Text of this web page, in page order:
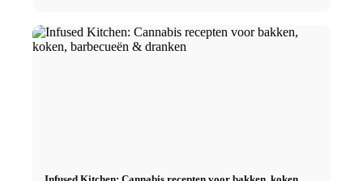
Infused Kitchen: Cannabis recepten voor bakken, koken,